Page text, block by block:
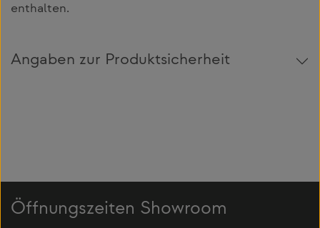
enthalten.
Angaben zur Produktsicherheit
Öffnungszeiten Showroom